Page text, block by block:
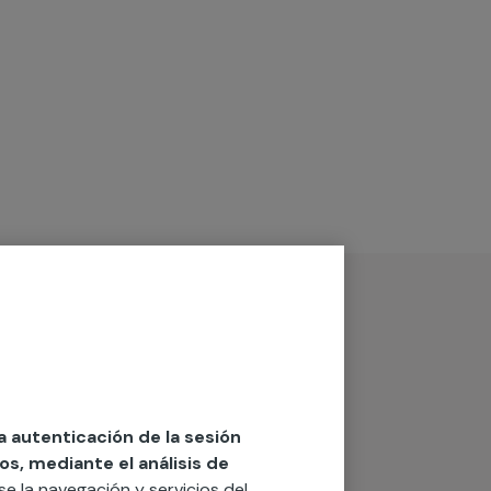
autenticación de la sesión
mediante el análisis de